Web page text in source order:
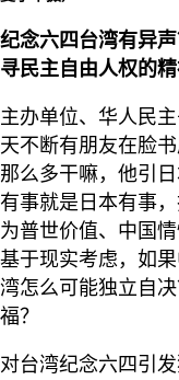
纪念六四台湾有异
寻民主自由人权的
主办单位、华人民
天不断有朋友在脸
那么多干嘛，他引
有事就是日本有事
为普世价值、中国
基于现实考虑，如
湾怎么可能独立自
福？
对台湾纪念六四引